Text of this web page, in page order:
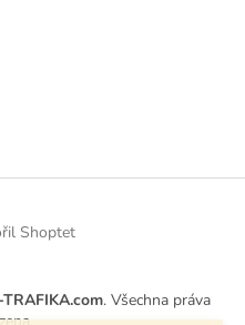
Shoptet
. Všechna práva